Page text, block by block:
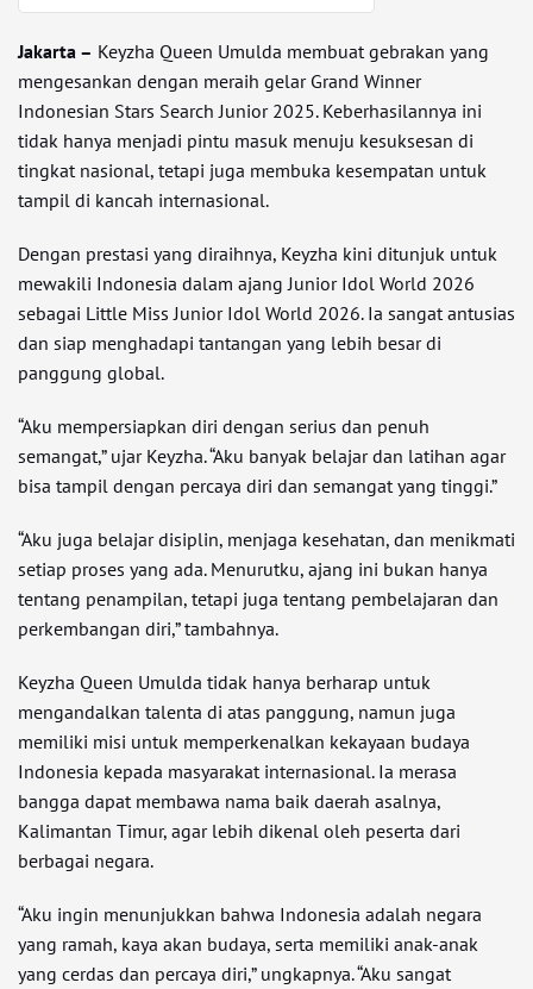
Jakarta – Keyzha Queen Umulda membuat gebrakan yang
mengesankan dengan meraih gelar Grand Winner
Indonesian Stars Search Junior 2025. Keberhasilannya ini
tidak hanya menjadi pintu masuk menuju kesuksesan di
tingkat nasional, tetapi juga membuka kesempatan untuk
tampil di kancah internasional.
Dengan prestasi yang diraihnya, Keyzha kini ditunjuk untuk
mewakili Indonesia dalam ajang Junior Idol World 2026
sebagai Little Miss Junior Idol World 2026. Ia sangat antusias
dan siap menghadapi tantangan yang lebih besar di
panggung global.
“Aku mempersiapkan diri dengan serius dan penuh
semangat,” ujar Keyzha. “Aku banyak belajar dan latihan agar
bisa tampil dengan percaya diri dan semangat yang tinggi.”
“Aku juga belajar disiplin, menjaga kesehatan, dan menikmati
setiap proses yang ada. Menurutku, ajang ini bukan hanya
tentang penampilan, tetapi juga tentang pembelajaran dan
perkembangan diri,” tambahnya.
Keyzha Queen Umulda tidak hanya berharap untuk
mengandalkan talenta di atas panggung, namun juga
memiliki misi untuk memperkenalkan kekayaan budaya
Indonesia kepada masyarakat internasional. Ia merasa
bangga dapat membawa nama baik daerah asalnya,
Kalimantan Timur, agar lebih dikenal oleh peserta dari
berbagai negara.
“Aku ingin menunjukkan bahwa Indonesia adalah negara
yang ramah, kaya akan budaya, serta memiliki anak-anak
yang cerdas dan percaya diri,” ungkapnya. “Aku sangat